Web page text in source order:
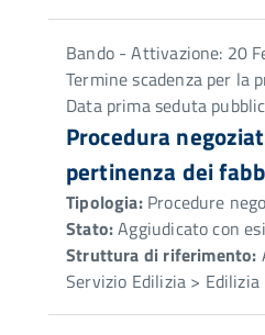
Bando - Attivazione: 20
Termine scadenza per la
Data prima seduta
Procedura
pertinenza dei
Tipologia:Procedure
Stato:Aggiudicato con
Struttura di riferimento:
Servizio Edilizia > Edilizia